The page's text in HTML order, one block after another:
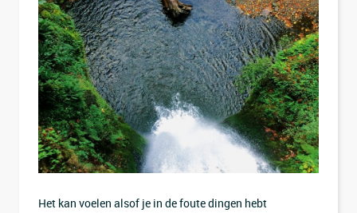
Het kan voelen alsof je in de foute dingen hebt